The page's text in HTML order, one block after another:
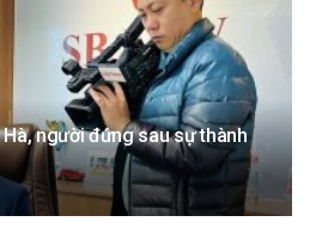
người đứng sau sự thành